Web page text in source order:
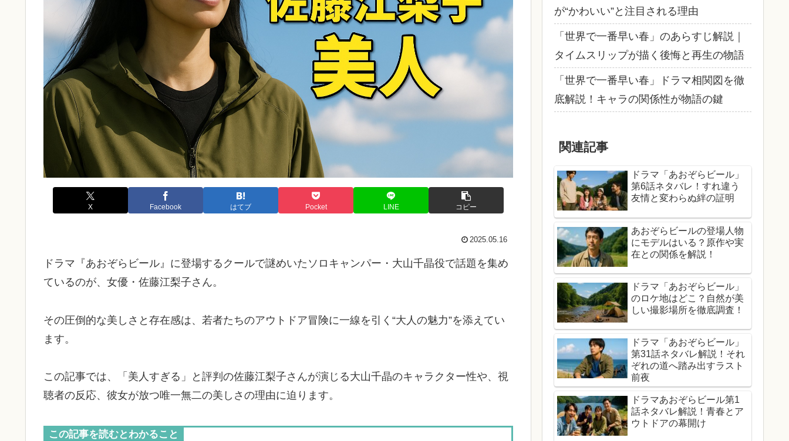
X Facebook はてブ Pocket LINE コピー
2025.05.16
ドラマ『あおぞらビール』に登場するクールで謎めいたソロキャンパー・大山千晶役で話題を集め
ているのが、女優・佐藤江梨子さん。
その圧倒的な美しさと存在感は、若者たちのアウトドア冒険に一線を引く“大人の魅力”を添えてい
ます。
この記事では、「美人すぎる」と評判の佐藤江梨子さんが演じる大山千晶のキャラクター性や、視
聴者の反応、彼女が放つ唯一無二の美しさの理由に迫ります。
この記事を読むとわかること
が“かわいい”と注目される理由
「世界で一番早い春」のあらすじ解説｜
タイムスリップが描く後悔と再生の物語
「世界で一番早い春」ドラマ相関図を徹
底解説！キャラの関係性が物語の鍵
関連記事
ドラマ「あおぞらビール」
第6話ネタバレ！すれ違う
友情と変わらぬ絆の証明
あおぞらビールの登場人物
にモデルはいる？原作や実
在との関係を解説！
ドラマ「あおぞらビール」
のロケ地はどこ？自然が美
しい撮影場所を徹底調査！
ドラマ「あおぞらビール」
第31話ネタバレ解説！それ
ぞれの道へ踏み出すラスト
前夜
ドラマあおぞらビール第1
話ネタバレ解説！青春とア
ウトドアの幕開け